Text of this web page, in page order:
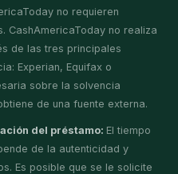
no requieren
CashAmericaToday no realiza
de las tres principales
Experian, Equifax o
sobre la solvencia
de una fuente externa.
del préstamo: El tiempo
de la autenticidad y
Es posible que se le solicite